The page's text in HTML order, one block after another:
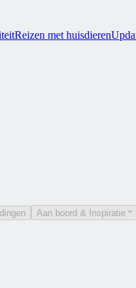
Reizen met huisdieren
Aan boord & Inspiratie